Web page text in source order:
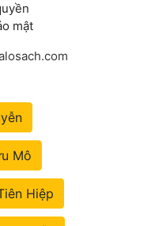
mật
Mô
Hiệp